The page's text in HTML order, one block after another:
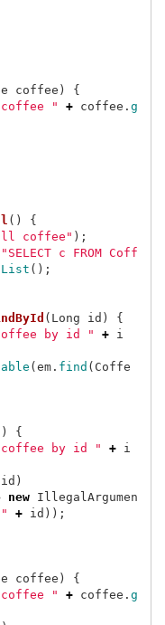
coffee )
{
" + coffee . g
()
{
coffee" );
"SELECT c FROM Coff
();
( Long id )
{
by id " +
i
( em. find ( Coffe
)
{
by id " +
i
id )
new
IllegalArgumen
+ id ));
coffee )
{
coffee " + coffee . g